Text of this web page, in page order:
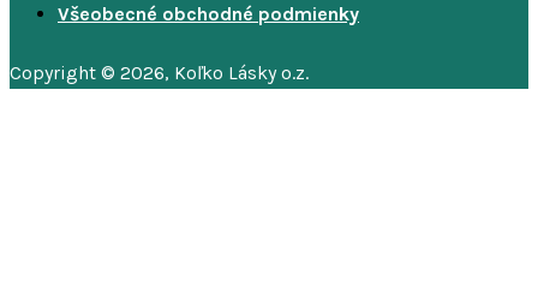
Všeobecné obchodné podmienky
Copyright © 2026, Koľko Lásky o.z.